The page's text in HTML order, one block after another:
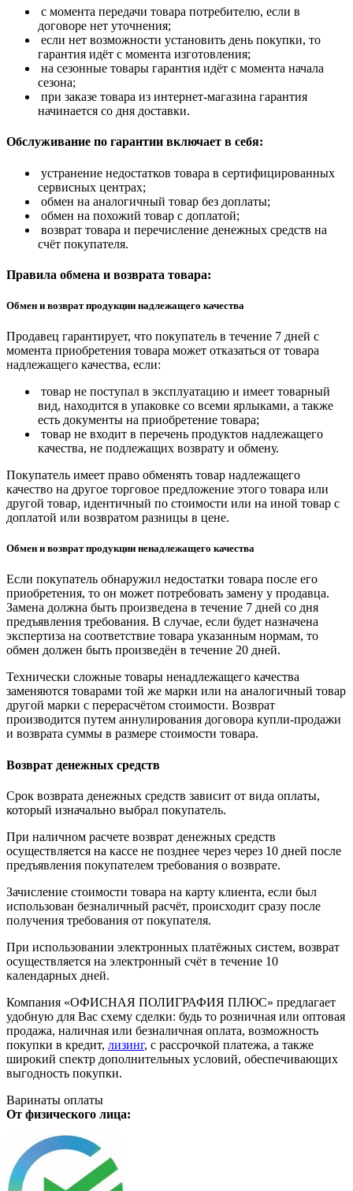
с момента передачи товара потребителю, если в
договоре нет уточнения;
если нет возможности установить день покупки, то
гарантия идёт с момента изготовления;
на сезонные товары гарантия идёт с момента начала
сезона;
при заказе товара из интернет-магазина гарантия
начинается со дня доставки.
Обслуживание по гарантии включает в себя:
устранение недостатков товара в сертифицированных
сервисных центрах;
обмен на аналогичный товар без доплаты;
обмен на похожий товар с доплатой;
возврат товара и перечисление денежных средств на
счёт покупателя.
Правила обмена и возврата товара:
Обмен и возврат продукции надлежащего качества
Продавец гарантирует, что покупатель в течение 7 дней с
момента приобретения товара может отказаться от товара
надлежащего качества, если:
товар не поступал в эксплуатацию и имеет товарный
вид, находится в упаковке со всеми ярлыками, а также
есть документы на приобретение товара;
товар не входит в перечень продуктов надлежащего
качества, не подлежащих возврату и обмену.
Покупатель имеет право обменять товар надлежащего
качество на другое торговое предложение этого товара или
другой товар, идентичный по стоимости или на иной товар с
доплатой или возвратом разницы в цене.
Обмен и возврат продукции ненадлежащего качества
Если покупатель обнаружил недостатки товара после его
приобретения, то он может потребовать замену у продавца.
Замена должна быть произведена в течение 7 дней со дня
предъявления требования. В случае, если будет назначена
экспертиза на соответствие товара указанным нормам, то
обмен должен быть произведён в течение 20 дней.
Технически сложные товары ненадлежащего качества
заменяются товарами той же марки или на аналогичный товар
другой марки с перерасчётом стоимости. Возврат
производится путем аннулирования договора купли-продажи
и возврата суммы в размере стоимости товара.
Возврат денежных средств
Срок возврата денежных средств зависит от вида оплаты,
который изначально выбрал покупатель.
При наличном расчете возврат денежных средств
осуществляется на кассе не позднее через через 10 дней после
предъявления покупателем требования о возврате.
Зачисление стоимости товара на карту клиента, если был
использован безналичный расчёт, происходит сразу после
получения требования от покупателя.
При использовании электронных платёжных систем, возврат
осуществляется на электронный счёт в течение 10
календарных дней.
Компания «ОФИСНАЯ ПОЛИГРАФИЯ ПЛЮС» предлагает
удобную для Вас схему сделки: будь то розничная или оптовая
продажа, наличная или безналичная оплата, возможность
покупки в кредит, лизинг, с рассрочкой платежа, а также
широкий спектр дополнительных условий, обеспечивающих
выгодность покупки.
Варинаты оплаты
От физического лица: